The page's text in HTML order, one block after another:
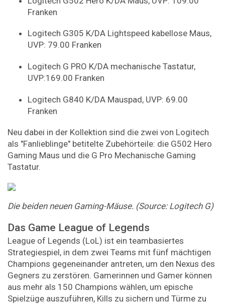
Franken
Logitech G305 K/DA Lightspeed kabellose Maus,
UVP: 79.00 Franken
Logitech G PRO K/DA mechanische Tastatur,
UVP:169.00 Franken
Logitech G840 K/DA Mauspad, UVP: 69.00
Franken
Neu dabei in der Kollektion sind die zwei von Logitech
als "Fanlieblinge" betitelte Zubehörteile: die G502 Hero
Gaming Maus und die G Pro Mechanische Gaming
Tastatur.
Die beiden neuen Gaming-Mäuse. (Source: Logitech G)
Das Game League of Legends
League of Legends (LoL) ist ein teambasiertes
Strategiespiel, in dem zwei Teams mit fünf mächtigen
Champions gegeneinander antreten, um den Nexus des
Gegners zu zerstören. Gamerinnen und Gamer können
aus mehr als 150 Champions wählen, um epische
Spielzüge auszuführen, Kills zu sichern und Türme zu